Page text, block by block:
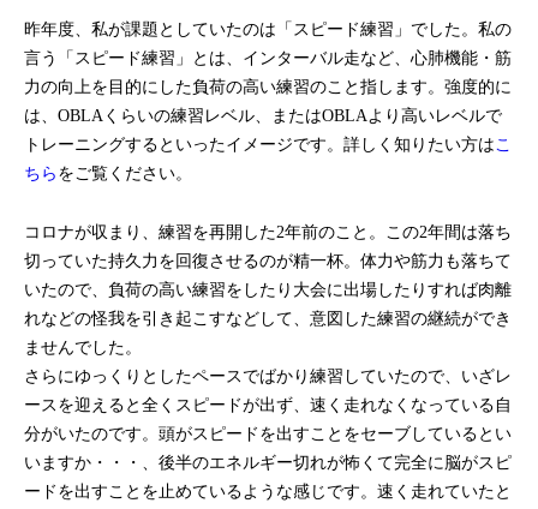
昨年度、私が課題としていたのは「スピード練習」でした。私の
言う「スピード練習」とは、インターバル走など、心肺機能・筋
力の向上を目的にした負荷の高い練習のこと指します。強度的に
は、OBLAくらいの練習レベル、またはOBLAより高いレベルで
トレーニングするといったイメージです。詳しく知りたい方は こ
ちら をご覧ください。
コロナが収まり、練習を再開した2年前のこと。この2年間は落ち
切っていた持久力を回復させるのが精一杯。体力や筋力も落ちて
いたので、負荷の高い練習をしたり大会に出場したりすれば肉離
れなどの怪我を引き起こすなどして、意図した練習の継続ができ
ませんでした。
さらにゆっくりとしたペースでばかり練習していたので、いざレ
ースを迎えると全くスピードが出ず、速く走れなくなっている自
分がいたのです。頭がスピードを出すことをセーブしているとい
いますか・・・、後半のエネルギー切れが怖くて完全に脳がスピ
ードを出すことを止めているような感じです。速く走れていたと